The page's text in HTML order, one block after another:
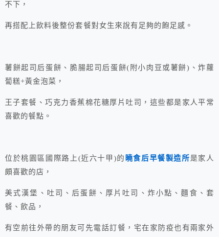
不下，
再搭配上飲料後整份套餐對女生來說有足夠的飽足感。
薯餅起司后蛋餅、脆腸起司后蛋餅(附小肉豆或薯餅)、炸蘿
蔔糕+黃金泡菜，
王子套餐、巧克力香蕉棉花糖厚片吐司，這些都是家人平常
喜歡的餐點。
位於桃園區國際路上(近六十甲)的 曉食后早餐製造所是家人
頗喜歡的店，
美式漢堡、吐司、后蛋餅、厚片吐司、炸小點、麵食、套
餐、飲品，
有空前往外帶的朋友可先電話訂餐，宅在家防疫也有兩家外